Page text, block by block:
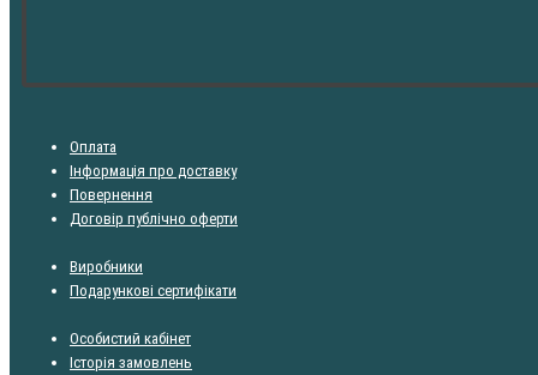
Оплата
Інформація про доставку
Повернення
Договір публічно оферти
Виробники
Подарункові сертифікати
Особистий кабінет
Історія замовлень